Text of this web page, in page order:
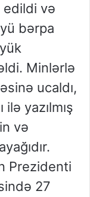
edildi və
bərpa
Minlərlə
ucaldı,
ilə yazılmış
və
Prezidenti
27